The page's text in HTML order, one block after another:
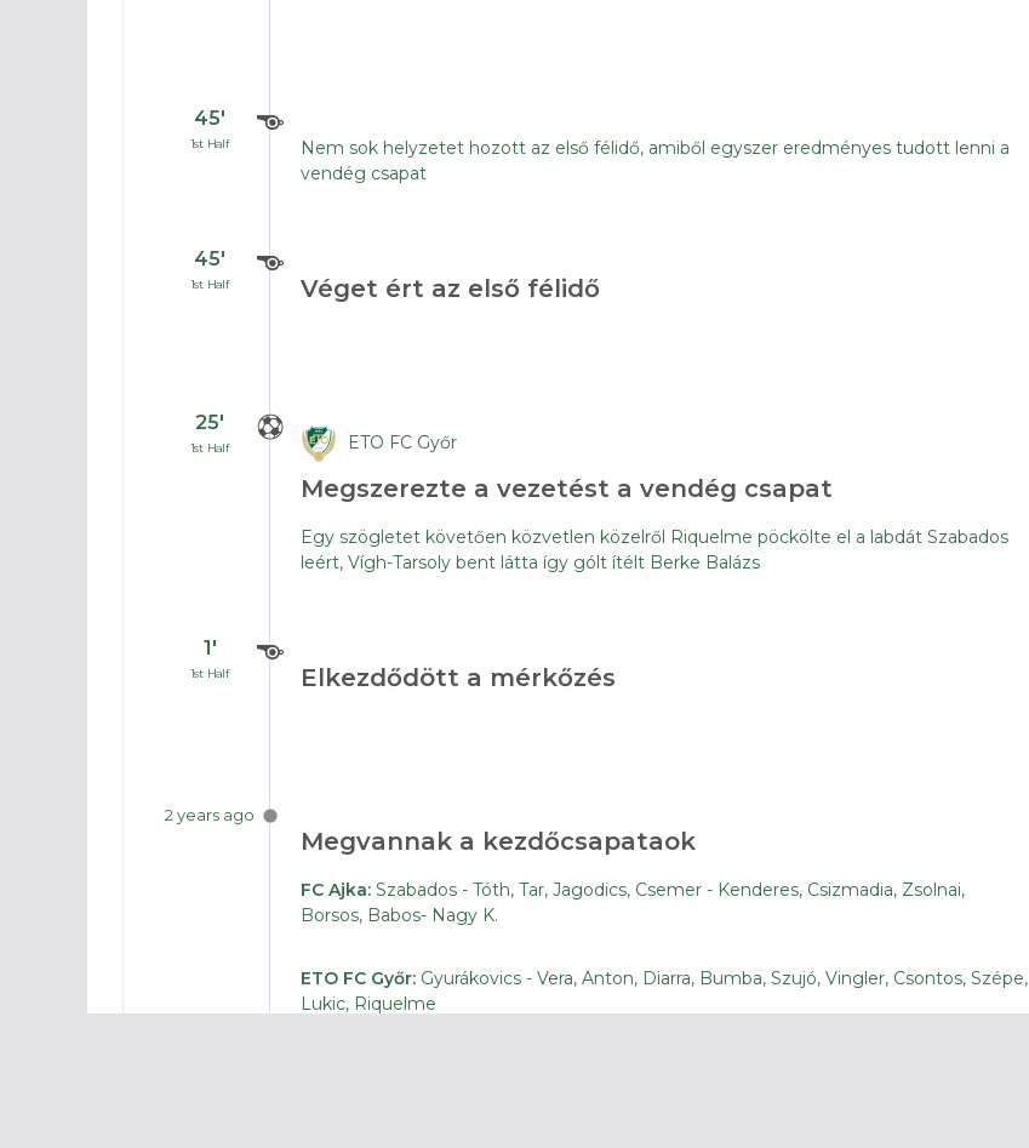
45′
1st Half
Nem sok helyzetet hozott az első félidő, amiből egyszer eredményes tudott lenni a
vendég csapat
45′
1st Half Véget ért az első félidő
25′
1st Half ETO FC Győr
Megszerezte a vezetést a vendég csapat
Egy szögletet követően közvetlen közelről Riquelme pöckölte el a labdát Szabados
leért, Vígh-Tarsoly bent látta így gólt ítélt Berke Balázs
1′
1st Half Elkezdődött a mérkőzés
2 years ago
Megvannak a kezdőcsapataok
FC Ajka: Szabados - Tóth, Tar, Jagodics, Csemer - Kenderes, Csizmadia, Zsolnai,
Borsos, Babos- Nagy K.
ETO FC Győr: Gyurákovics - Vera, Anton, Diarra, Bumba, Szujó, Vingler, Csontos, Szépe,
Lukic, Riquelme